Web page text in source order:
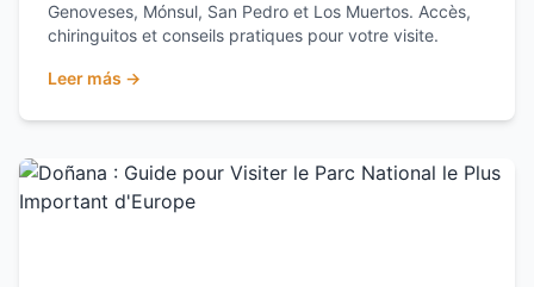
Genoveses, Mónsul, San Pedro et Los Muertos. Accès,
chiringuitos et conseils pratiques pour votre visite.
Leer más →